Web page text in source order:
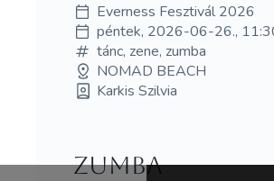
Everness Fesztivál 2026
péntek, 2026-06-26.,
tánc, zene, zumba
NOMAD BEACH
Karkis Szilvia
Zumba